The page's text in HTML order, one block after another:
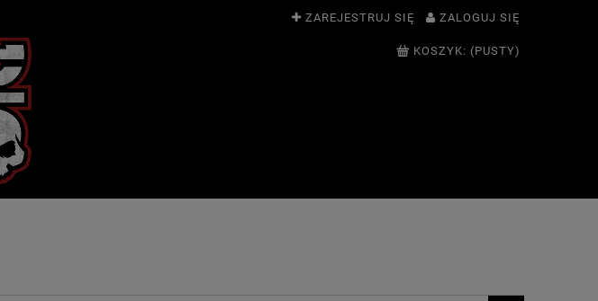
ZAREJESTRUJ SIĘ ZALOGUJ SIĘ
KOSZYK: (PUSTY)